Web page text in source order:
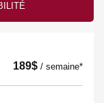
189$ / semaine*